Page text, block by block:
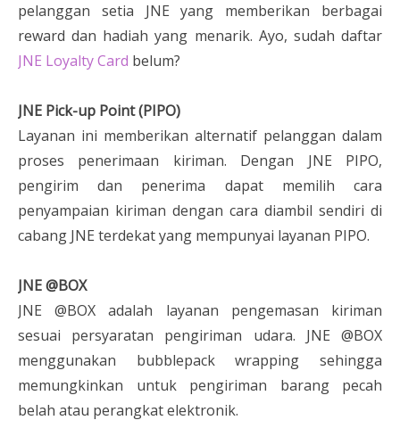
pelanggan setia JNE yang memberikan berbagai
reward dan hadiah yang menarik. Ayo, sudah daftar
JNE Loyalty Card belum?
JNE Pick-up Point (PIPO)
Layanan ini memberikan alternatif pelanggan dalam
proses penerimaan kiriman. Dengan JNE PIPO,
pengirim dan penerima dapat memilih cara
penyampaian kiriman dengan cara diambil sendiri di
cabang JNE terdekat yang mempunyai layanan PIPO.
JNE @BOX
JNE @BOX adalah layanan pengemasan kiriman
sesuai persyaratan pengiriman udara. JNE @BOX
menggunakan bubblepack wrapping sehingga
memungkinkan untuk pengiriman barang pecah
belah atau perangkat elektronik.